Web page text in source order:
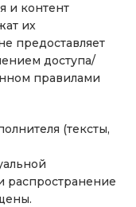
и контент
их
предоставляет
доступа/
правилами
(тексты,
распространение